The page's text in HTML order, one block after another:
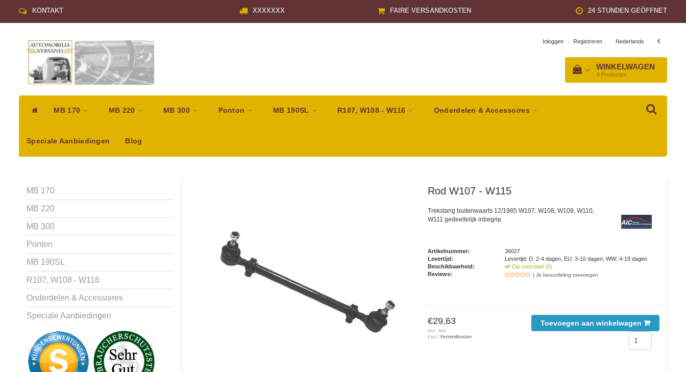
KONTAKT XXXXXXX FAIRE VERSANDKOSTEN 24 STUNDEN GEÖFFNET
Inloggen | Registreren Nederlands €
WINKELWAGEN
0 Producten
MB 170 MB 220 MB 300 Ponton MB 190SL R107, W108 - W116 Onderdelen & Accessoires
Speciale Aanbiedingen Blog
MB 170
MB 220
MB 300
Ponton
MB 190SL
R107, W108 - W116
Onderdelen & Accessoires
Speciale Aanbiedingen
Rod W107 - W115
Trekstang buitenwaarts 12/1985 W107, W108, W109, W110,
W111 gedeeltelijk inbegrip
Artikelnummer:
36027
Levertijd:
Levertijd: D: 2-4 dagen, EU: 3-10 dagen, WW: 4-19 dagen
Beschikbaarheid:
Op voorraad (6)
Reviews:
| Je beoordeling toevoegen
€29,63
Incl. btw
Excl.Verzendkosten
Toevoegen aan winkelwagen